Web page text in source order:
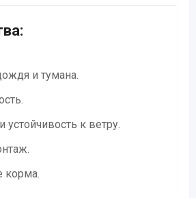
и тумана.
устойчивость к ветру.
корма.